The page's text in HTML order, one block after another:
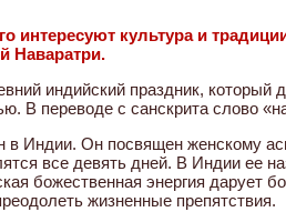
интересуют культура и
Наваратри.
индийский праздник, который
В переводе с санскрита слово
в Индии. Он посвящен женскому
все девять дней. В Индии ее
божественная энергия дарует
жизненные препятствия.